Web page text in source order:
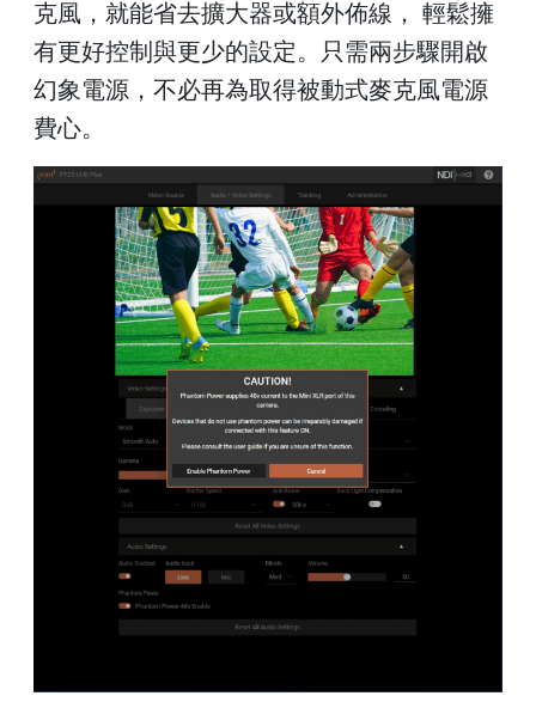
克風，就能省去擴大器或額外佈線， 輕鬆擁
有更好控制與更少的設定。只需兩步驟開啟
幻象電源，不必再為取得被動式麥克風電源
費心。